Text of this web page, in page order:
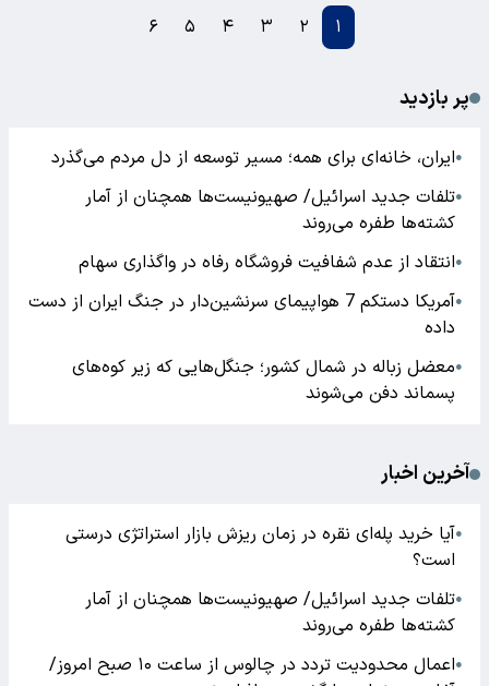
۱ ۲ ۳ ۴ ۵ ۶
پر بازدید
●ایران، خانه‌ای برای همه؛ مسیر توسعه از دل مردم می‌گذرد
●تلفات جدید اسرائیل/ صهیونیست‌ها همچنان از آمار
کشته‌ها طفره می‌روند
●انتقاد از عدم شفافیت فروشگاه رفاه در واگذاری سهام
●
آمریکا دستکم 7 هواپیمای سرنشین‌دار در جنگ ایران از دست
داده
●معضل زباله در شمال کشور؛ جنگل‌هایی که زیر کوه‌های
پسماند دفن می‌شوند
آخرین اخبار
●آیا خرید پله‌ای نقره در زمان ریزش بازار استراتژی درستی
است؟
●تلفات جدید اسرائیل/ صهیونیست‌ها همچنان از آمار
کشته‌ها طفره می‌روند
●
اعمال محدودیت تردد در چالوس از ساعت ۱۰ صبح امروز/